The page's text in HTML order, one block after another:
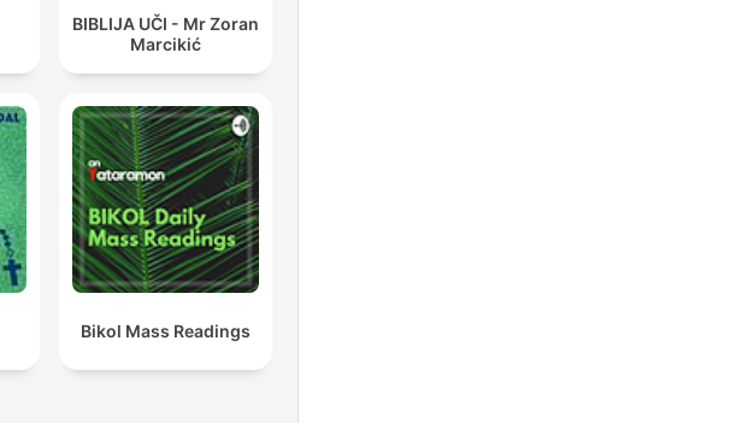
BIBLIJA UČI - Mr Zoran
Marcikić
Bikol Mass Readings